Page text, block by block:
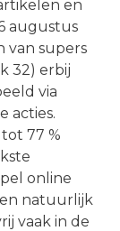
en
augustus
van supers
32) erbij
via
acties.
77 %
online
natuurlijk
vaak in de